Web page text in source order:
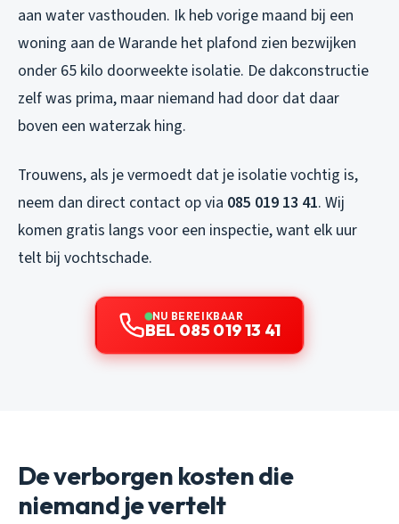
aan water vasthouden. Ik heb vorige maand bij een
woning aan de Warande het plafond zien bezwijken
onder 65 kilo doorweekte isolatie. De dakconstructie
zelf was prima, maar niemand had door dat daar
boven een waterzak hing.
Trouwens, als je vermoedt dat je isolatie vochtig is,
neem dan direct contact op via 085 019 13 41. Wij
komen gratis langs voor een inspectie, want elk uur
telt bij vochtschade.
NU BEREIKBAAR
BEL 085 019 13 41
De verborgen kosten die
niemand je vertelt